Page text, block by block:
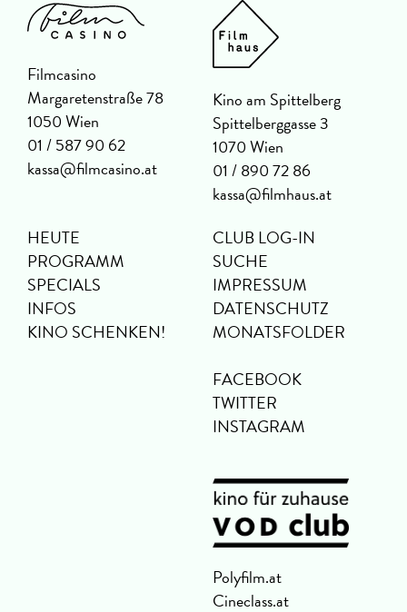
Filmcasino
Margaretenstraße 78
1050 Wien
01 / 587 90 62
kassa@filmcasino.at
Kino am Spittelberg
Spittelberggasse 3
1070 Wien
01 / 890 72 86
kassa@filmhaus.at
HEUTE
PROGRAMM
SPECIALS
INFOS
KINO SCHENKEN!
CLUB LOG-IN
SUCHE
IMPRESSUM
DATENSCHUTZ
MONATSFOLDER
FACEBOOK
TWITTER
INSTAGRAM
Polyfilm.at
Cineclass.at